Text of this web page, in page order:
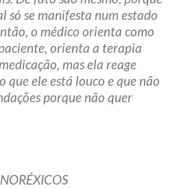
se manifesta num estado
o médico orienta como
orienta a terapia
mas ela reage
que ele está louco e que não
porque não quer